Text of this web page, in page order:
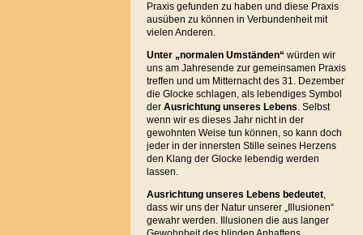
Praxis gefunden zu haben und diese Praxis
ausüben zu können in Verbundenheit mit
vielen Anderen.
Unter „normalen Umständen“ würden wir
uns am Jahresende zur gemeinsamen Praxis
treffen und um Mitternacht des 31. Dezember
die Glocke schlagen, als lebendiges Symbol
der Ausrichtung unseres Lebens. Selbst
wenn wir es dieses Jahr nicht in der
gewohnten Weise tun können, so kann doch
jeder in der innersten Stille seines Herzens
den Klang der Glocke lebendig werden
lassen.
Ausrichtung unseres Lebens bedeutet,
dass wir uns der Natur unserer „Illusionen“
gewahr werden. Illusionen die aus langer